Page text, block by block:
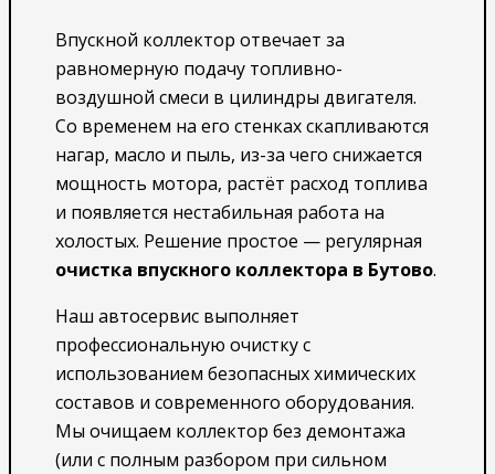
Впускной коллектор отвечает за
равномерную подачу топливно-
воздушной смеси в цилиндры двигателя.
Со временем на его стенках скапливаются
нагар, масло и пыль, из-за чего снижается
мощность мотора, растёт расход топлива
и появляется нестабильная работа на
холостых. Решение простое — регулярная
очистка впускного коллектора в Бутово.
Наш автосервис выполняет
профессиональную очистку с
использованием безопасных химических
составов и современного оборудования.
Мы очищаем коллектор без демонтажа
(или с полным разбором при сильном